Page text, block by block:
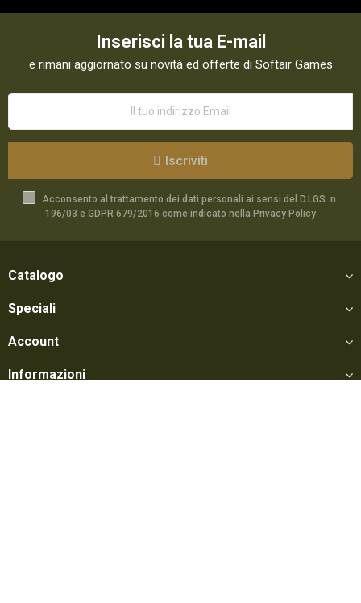
Inserisci la tua E-mail
e rimani aggiornato su novità ed offerte di Softair Games
Iscriviti
Acconsento al trattamento dei dati personali ai sensi del D.LGS. n.
196/03 e GDPR 679/2016 come indicato nella Privacy Policy
Catalogo
Speciali
Account
Informazioni